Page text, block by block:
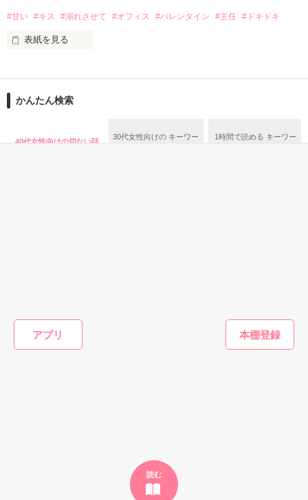
アプリ
読む
そんなある日のこと
ひょんなことから出会った関西弁の男に求婚されてしまった
★゜・。。・゜゜・。。・゜★
「君が好きやからに決まっとるやんけ」
作品を読む
#甘い #キス #溺れさせて #オフィス #バレンタイン #主任 #ドキドキ
表紙を見る
誰も居ないオフィス
かんたん検索
40代女性向けの切ない話
30代女性向けの キーワー
1時間で読める キーワー
専属菓子職人にな
りました
白石まと／著
ママと息子に解き
放つ【極上の悪い
男シリーズ】
皐月なおみ／著
上御曹
救われ
ごもり
中小路